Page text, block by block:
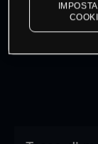
I prezzi sono
dati di